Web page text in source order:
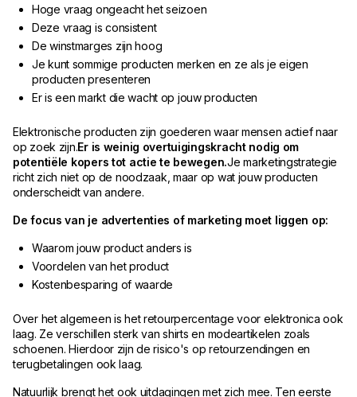
Hoge vraag ongeacht het seizoen
Deze vraag is consistent
De winstmarges zijn hoog
Je kunt sommige producten merken en ze als je eigen
producten presenteren
Er is een markt die wacht op jouw producten
Elektronische producten zijn goederen waar mensen actief naar
op zoek zijn.Er is weinig overtuigingskracht nodig om
potentiële kopers tot actie te bewegen.Je marketingstrategie
richt zich niet op de noodzaak, maar op wat jouw producten
onderscheidt van andere.
De focus van je advertenties of marketing moet liggen op:
Waarom jouw product anders is
Voordelen van het product
Kostenbesparing of waarde
Over het algemeen is het retourpercentage voor elektronica ook
laag. Ze verschillen sterk van shirts en modeartikelen zoals
schoenen. Hierdoor zijn de risico's op retourzendingen en
terugbetalingen ook laag.
Natuurlijk brengt het ook uitdagingen met zich mee. Ten eerste